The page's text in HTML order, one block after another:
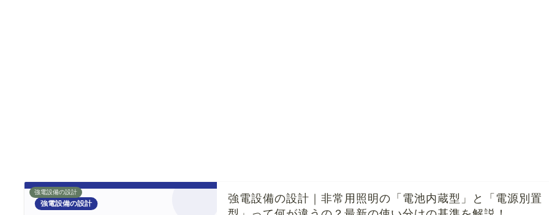
強電設備の設計
強電設備の設計｜非常用照明の「電池内蔵型」と「電源別置